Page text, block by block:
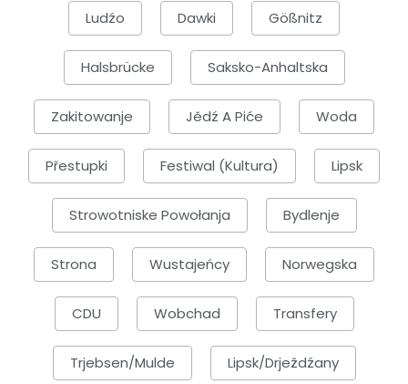
Ludźo Dawki Gößnitz
Halsbrücke Saksko-Anhaltska
Zakitowanje Jědź A Piće Woda
Přestupki Festiwal (kultura) Lipsk
Strowotniske Powołanja Bydlenje
Strona Wustajeńcy Norwegska
CDU Wobchad Transfery
Trjebsen/Mulde Lipsk/Drježdźany